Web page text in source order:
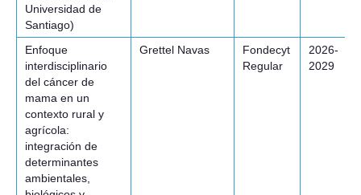
Universidad de
Santiago)
Enfoque
interdisciplinario
del cáncer de
mama en un
contexto rural y
agrícola:
integración de
determinantes
ambientales,
Grettel Navas
Fondecyt
Regular
2026-
2029